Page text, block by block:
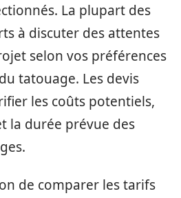
La plupart des
à discuter des attentes
selon vos préférences
tatouage. Les devis
les coûts potentiels,
la durée prévue des
de comparer les tarifs